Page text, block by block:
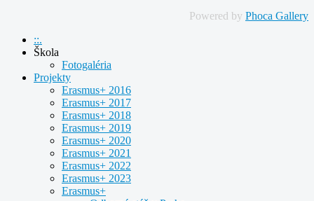
Powered by Phoca Gallery
::.
Škola
Fotogaléria
Projekty
Erasmus+ 2016
Erasmus+ 2017
Erasmus+ 2018
Erasmus+ 2019
Erasmus+ 2020
Erasmus+ 2021
Erasmus+ 2022
Erasmus+ 2023
Erasmus+